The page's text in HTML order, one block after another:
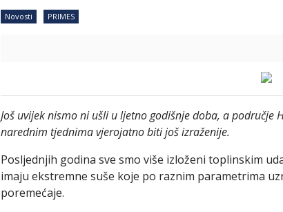
Novosti PRIMES
Još uvijek nismo ni ušli u ljetno godišnje doba, a područje
narednim tjednima vjerojatno biti još izraženije.
Posljednjih godina sve smo više izloženi toplinskim
imaju ekstremne suše koje po raznim parametrima
poremećaje.